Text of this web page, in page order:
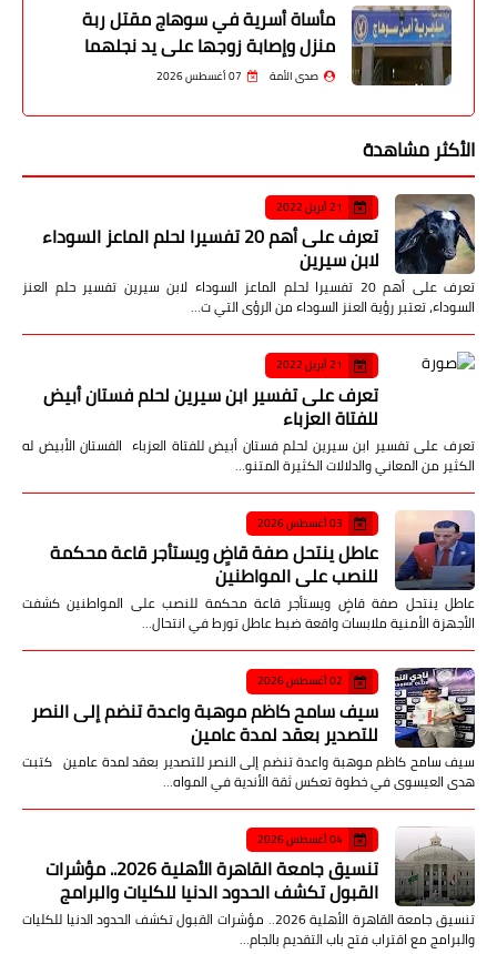
مأساة أسرية في سوهاج مقتل ربة
منزل وإصابة زوجها على يد نجلهما
صدى الأمة 07 أغسطس 2026
الأكثر مشاهدة
21 أبريل 2022
تعرف على أهم 20 تفسيرا لحلم الماعز السوداء
لابن سيرين
تعرف على أهم 20 تفسيرا لحلم الماعز السوداء لابن سيرين تفسير حلم العنز
السوداء، تعتبر رؤية العنز السوداء من الرؤى التي ت…
21 أبريل 2022
تعرف على تفسير ابن سيرين لحلم فستان أبيض
للفتاة العزباء
تعرف على تفسير ابن سيرين لحلم فستان أبيض للفتاة العزباء الفستان الأبيض له
الكثير من المعاني والدلالات الكثيرة المتنو…
03 أغسطس 2026
عاطل ينتحل صفة قاضٍ ويستأجر قاعة محكمة
للنصب على المواطنين
عاطل ينتحل صفة قاضٍ ويستأجر قاعة محكمة للنصب على المواطنين كشفت
الأجهزة الأمنية ملابسات واقعة ضبط عاطل تورط في انتحال…
02 أغسطس 2026
سيف سامح كاظم موهبة واعدة تنضم إلى النصر
للتصدير بعقد لمدة عامين
سيف سامح كاظم موهبة واعدة تنضم إلى النصر للتصدير بعقد لمدة عامين كتبت
هدى العيسوى في خطوة تعكس ثقة الأندية في المواه…
04 أغسطس 2026
تنسيق جامعة القاهرة الأهلية 2026.. مؤشرات
القبول تكشف الحدود الدنيا للكليات والبرامج
تنسيق جامعة القاهرة الأهلية 2026.. مؤشرات القبول تكشف الحدود الدنيا للكليات
والبرامج مع اقتراب فتح باب التقديم بالجام…